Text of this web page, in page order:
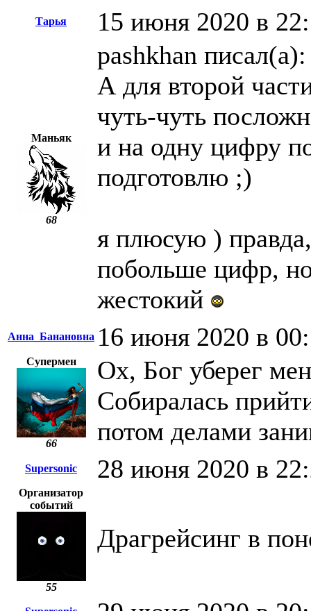
Тарья 15 июня 2020 в
Маньяк
68
pashkhan писал(а):
А для второй
чуть-чуть
и на одну цифру
подготовлю ;)
я плюсую )
побольше цифр, но
жестокий
Анна_Банановна 16 июня 2020 в
Супермен
66
Ох, Бог уберег
Собиралась
потом делами
Supersonic 28 июня 2020 в
Организатор
событий
55
Драгрейсинг в